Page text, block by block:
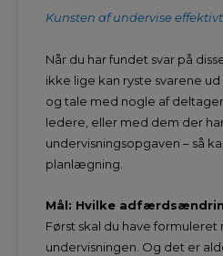
Kunsten af undervise effektivt
Når du har fundet svar på
ikke lige kan ryste svarene
og tale med nogle af
ledere, eller med dem der
undervisningsopgaven – så
planlægning.
Mål: Hvilke
Først skal du have formuleret
undervisningen. Og det er